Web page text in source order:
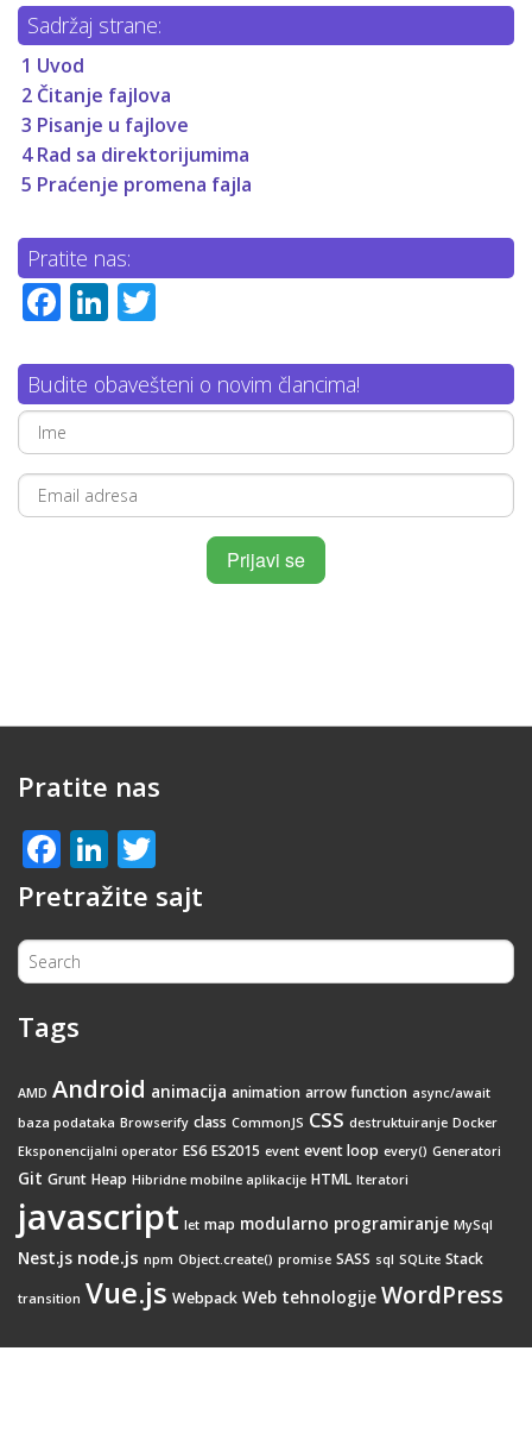
Sadržaj strane:
1 Uvod
2 Čitanje fajlova
3 Pisanje u fajlove
4Rad sa direktorijumima
5 Praćenje promena fajla
Pratite nas:
Facebook
LinkedIn
Budite obavešteni o novim člancima!
Pratite nas
Facebook
LinkedIn
Pretražite sajt
Tags
AMD Android animacija animation arrow function async/await
baza podataka Browserify class CommonJS CSS destruktuiranje Docker
Eksponencijalni operator ES6 ES2015 event event loop every() Generatori
Git Grunt Heap Hibridne mobilne aplikacije HTML Iteratori
javascript let map modularno programiranje MySql
Nest.js node.js npm Object.create() promise SASS sql SQLite Stack
transition Vue.js Webpack Web tehnologije WordPress